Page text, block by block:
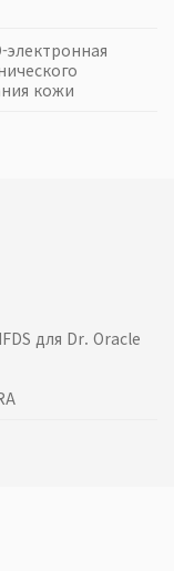
электронная
кожи
для Dr. Oracle